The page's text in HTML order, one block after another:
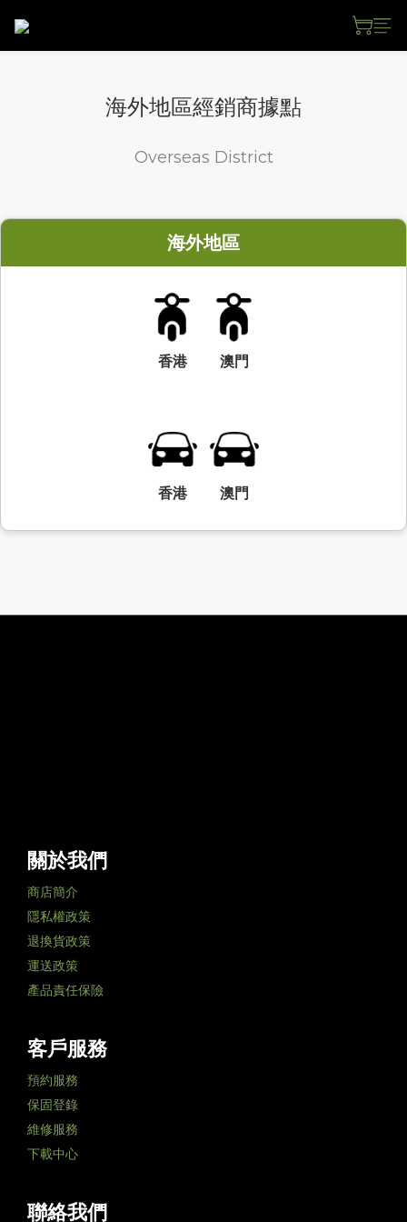
海外地區經銷商據點
Overseas District
海外地區
香港 澳門
香港 澳門
關於我們
商店簡介
隱私權政策
退換貨政策
運送政策
產品責任保險
客戶服務
預約服務
保固登錄
維修服務
下載中心
聯絡我們